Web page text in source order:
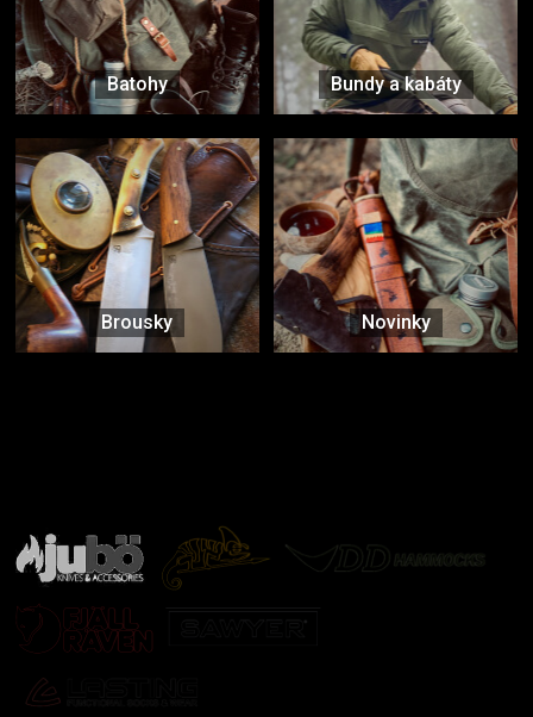
Batohy Bundy a kabáty
Brousky Novinky